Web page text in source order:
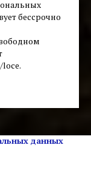
бессрочно
данных